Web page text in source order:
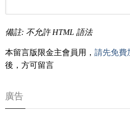
備註: 不允許 HTML 語法
本留言版限金主會員用， 請先免費
後，方可留言
廣告